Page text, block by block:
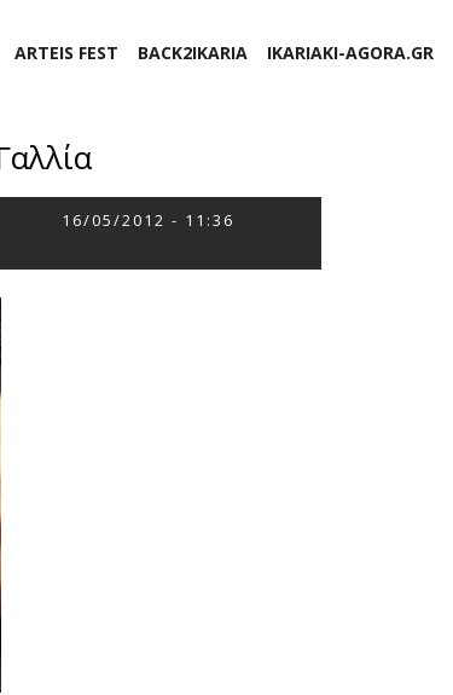
ARTEIS FEST BACK2IKARIA IKARIAKI-AGORA.GR
16/05/2012 - 11:36